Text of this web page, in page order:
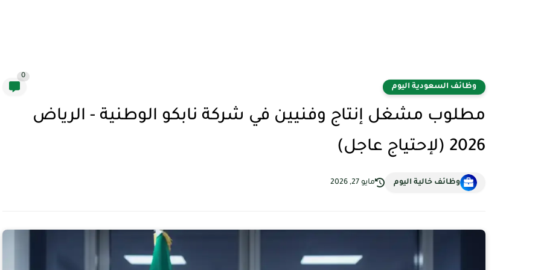
وظائف السعودية اليوم
0
مطلوب مشغل إنتاج وفنيين في شركة نابكو الوطنية - الرياض
2026 (لإحتياج عاجل)
وظائف خالية اليوم مايو 27, 2026